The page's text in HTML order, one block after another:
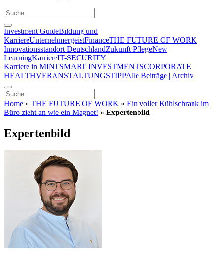
Investment GuideBildung und
KarriereUnternehmergeistFinanceTHE FUTURE OF WORK
Innovationsstandort DeutschlandZukunft PflegeNew
LearningKarriereIT-SECURITY
Karriere in MINTSMART INVESTMENTSCORPORATE
HEALTHVERANSTALTUNGSTIPPAlle Beiträge | Archiv
Home » THE FUTURE OF WORK » Ein voller Kühlschrank im
Büro zieht an wie ein Magnet! » Expertenbild
Expertenbild